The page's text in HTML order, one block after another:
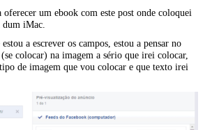
oferecer um ebook com este post onde coloquei
iMac.
a escrever os campos, estou a pensar no
colocar) na imagem a sério que irei colocar,
de imagem que vou colocar e que texto irei